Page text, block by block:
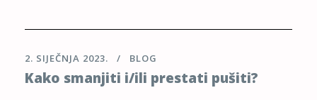
2. SIJEČNJA 2023. BLOG
Kako smanjiti i/ili prestati pušiti?